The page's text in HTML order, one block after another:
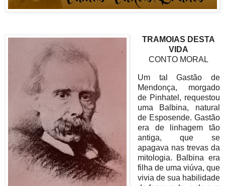
TRAMOIAS DESTA
VIDA
CONTO MORAL
Um tal Gastão de
Mendonça, morgado
de Pinhatel, requestou
uma Balbina, natural
de Esposende. Gastão
era de linhagem tão
antiga, que se
apagava nas trevas da
mitologia. Balbina era
filha de uma viúva, que
vivia de sua habilidade